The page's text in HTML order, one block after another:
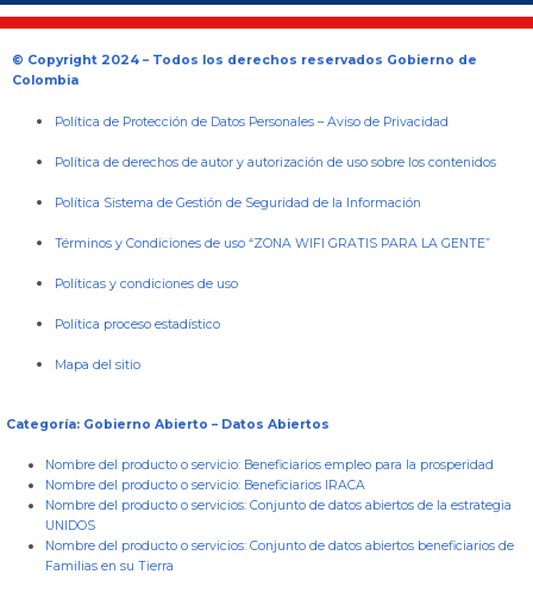
© Copyright 2024 – Todos los derechos reservados Gobierno de
Colombia
Política de Protección de Datos Personales –Aviso de Privacidad
Política de derechos de autor y autorización de uso sobre los contenidos
Política Sistema de Gestión de Seguridad de la Información
Términos y Condiciones de uso “ZONA WIFI GRATIS PARA LA GENTE”
Políticas y condiciones de uso
Política proceso estadístico
Mapa del sitio
Categoría: Gobierno Abierto – Datos Abiertos
Nombre del producto o servicio: Beneficiarios empleo para la prosperidad
Nombre del producto o servicio: Beneficiarios IRACA
Nombre del producto o servicios: Conjunto de datos abiertos de la estrategia
UNIDOS
Nombre del producto o servicios: Conjunto de datos abiertos beneficiarios de
Familias en su Tierra